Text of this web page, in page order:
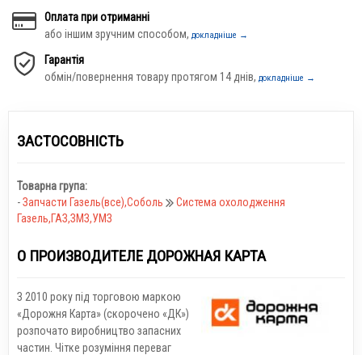
Оплата при отриманні
або іншим зручним способом, докладніше →
Гарантія
обмін/повернення товару протягом 14 днів, докладніше →
ЗАСТОСОВНІСТЬ
Товарна група:
-Запчасти Газель(все),Соболь
Система охолодження
Газель,ГАЗ,ЗМЗ,УМЗ
О ПРОИЗВОДИТЕЛЕ ДОРОЖНАЯ КАРТА
З 2010 року під торговою маркою
«Дорожня Карта» (скорочено «ДК»)
розпочато виробництво запасних
частин. Чітке розуміння переваг